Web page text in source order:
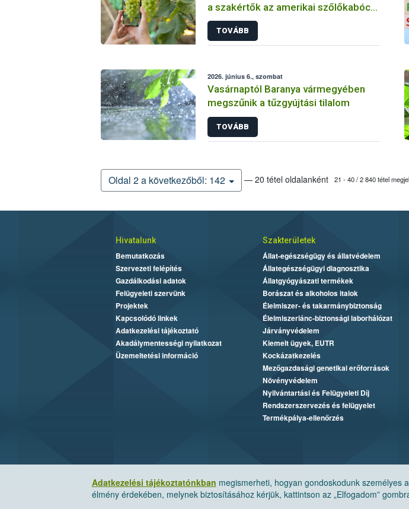
a szakértők az amerikai szőlőkabóca
észleléseket
TOVÁBB
2026. június 6., szombat
Vasárnaptól Baranya vármegyében
megszűnik a tűzgyújtási tilalom
TOVÁBB
Oldal 2 a következőből: 142 — 20 tétel oldalanként 21 - 40 / 2 840 tétel
Adatkezelési tájékoztatónkban megismerheti, hogyan gondoskodunk személyes
élmény érdekében, melynek biztosításához kérjük, kattintson az „Elfogadom”
Hivatalunk
Bemutatkozás
Szervezeti felépítés
Gazdálkodási adatok
Felügyeleti szervünk
Projektek
Kapcsolódó linkek
Adatkezelési tájékoztató
Akadálymentességi nyilatkozat
Üzemeltetési információ
Szakterületek
Állat-egészségügy és állatvédelem
Állategészségügyi diagnosztika
Állatgyógyászati termékek
Borászat és alkoholos italok
Élelmiszer- és takarmánybiztonság
Élelmiszerlánc-biztonsági laborhálózat
Járványvédelem
Kiemelt ügyek, EUTR
Kockázatkezelés
Mezőgazdasági genetikai erőforrások
Növényvédelem
Nyilvántartási és Felügyeleti Díj
Rendszerszervezés és felügyelet
Termékpálya-ellenőrzés